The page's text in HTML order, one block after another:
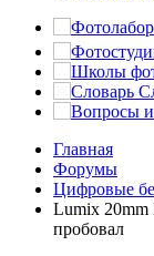
Главная
Форумы
Цифровые
Lumix 20mm
пробовал